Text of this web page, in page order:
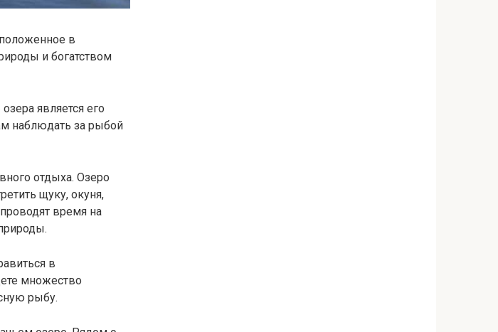
в
и богатством
является его
наблюдать за рыбой
отдыха. Озеро
щуку, окуня,
время на
в
множество
рыбу.